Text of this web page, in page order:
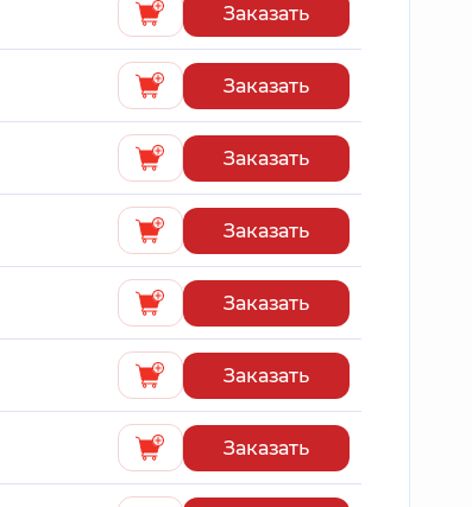
Заказать
Заказать
Заказать
Заказать
Заказать
Заказать
Заказать